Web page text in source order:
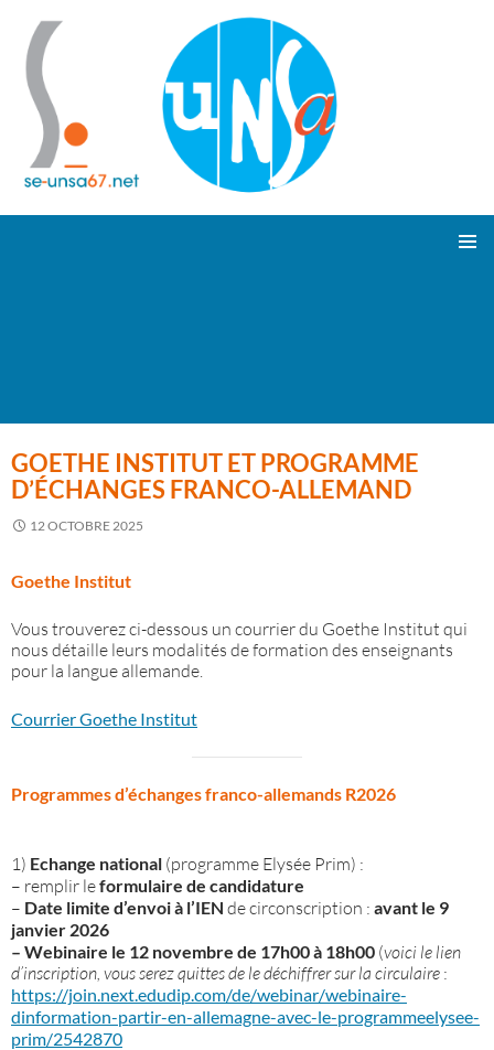
GOETHE INSTITUT ET PROGRAMME
D’ÉCHANGES FRANCO-ALLEMAND
12 OCTOBRE 2025
Goethe Institut
Vous trouverez ci-dessous un courrier du Goethe Institut qui
nous détaille leurs modalités de formation des enseignants
pour la langue allemande.
Courrier Goethe Institut
Programmes d’échanges franco-allemands R2026
1) Echange national (programme Elysée Prim) :
– remplir leformulaire de candidature
– Date limite d’envoi à l’IEN de circonscription : avant le 9
janvier 2026
– Webinaire le 12 novembre de 17h00 à 18h00 (voici le lien
d’inscription, vous serez quittes de le déchiffrer sur la circulaire :
https://join.next.edudip.com/de/webinar/webinaire-
dinformation-partir-en-allemagne-avec-le-programmeelysee-
prim/2542870